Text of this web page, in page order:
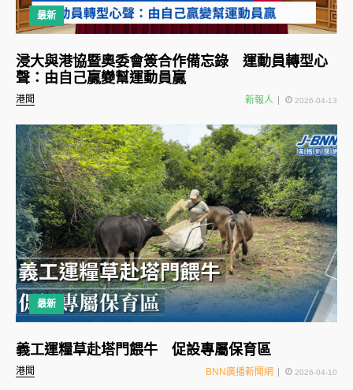
最新
港聞
浸大與港協暨奧委會簽合作備忘錄 運動員轉型心
聲：由自己贏變幫運動員贏
新報人 2026-04-13
最新
港聞
義工運糧草赴塔門餵牛 促設專屬保育區
BNN廣播新聞網 2026-04-10